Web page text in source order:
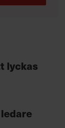
lyckas